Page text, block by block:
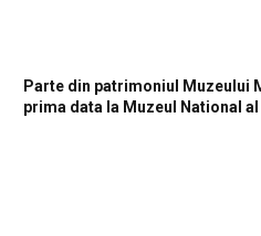
Parte din patrimoniul Muzeului
prima data la Muzeul National